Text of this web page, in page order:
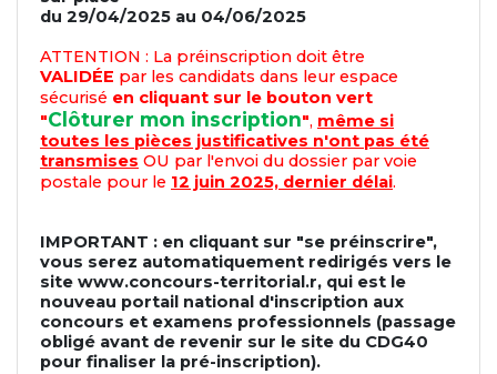
du 29/04/2025 au 04/06/2025
ATTENTION : La préinscription doit être
VALIDÉE par les candidats dans leur espace
sécurisé en cliquant sur le bouton vert
"Clôturer mon inscription", même si
toutes les pièces justificatives n'ont pas été
transmises OU par l'envoi du dossier par voie
postale pour le 12 juin 2025, dernier délai.
IMPORTANT : en cliquant sur "se préinscrire",
vous serez automatiquement redirigés vers le
site www.concours-territorial.r, qui est le
nouveau portail national d'inscription aux
concours et examens professionnels (passage
obligé avant de revenir sur le site du CDG40
pour finaliser la pré-inscription).